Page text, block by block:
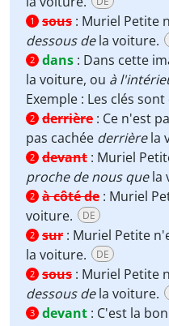
1 sous : Muriel Petite
dessous dela voiture.
2 dans : Dans cette
la voiture, ou à
Exemple : Les clés
2 derrière : Ce n'est
pas cachée derrièrela
2 devant : Muriel
proche de nous quela
2 à côté de : Muriel
voiture.
DE
2 sur : Muriel Petite
la voiture.
DE
2 sous : Muriel Petite
dessous dela voiture.
3 devant : C'est la